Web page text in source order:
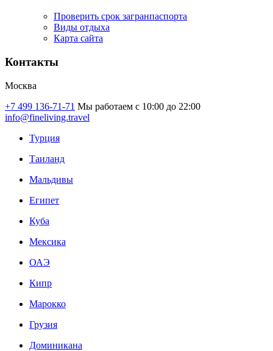
Проверить срок загранпаспорта
Виды отдыха
Карта сайта
Контакты
Москва
+7 499 136-71-71 Мы работаем с 10:00 до 22:00
info@fineliving.travel
Турция
Таиланд
Мальдивы
Египет
Куба
Мексика
ОАЭ
Кипр
Марокко
Грузия
Доминикана